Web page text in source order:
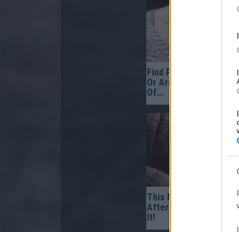
Find Papillomas On
Or Armpit? It's The
Of...
This Mixture ‘Burns’
After The Very First
It!